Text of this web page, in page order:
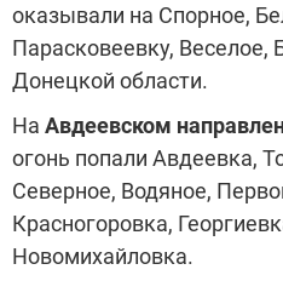
оказывали на Спорное,
Парасковеевку, Веселое,
Донецкой области.
На Авдеевском
огонь попали Авдеевка,
Северное, Водяное,
Красногоровка,
Новомихайловка.